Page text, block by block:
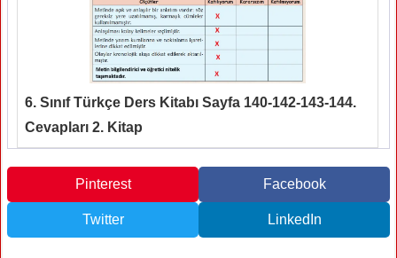
6. Sınıf Türkçe Ders Kitabı Sayfa 140-142-143-144.
Cevapları 2. Kitap
Pinterest Facebook
Twitter LinkedIn